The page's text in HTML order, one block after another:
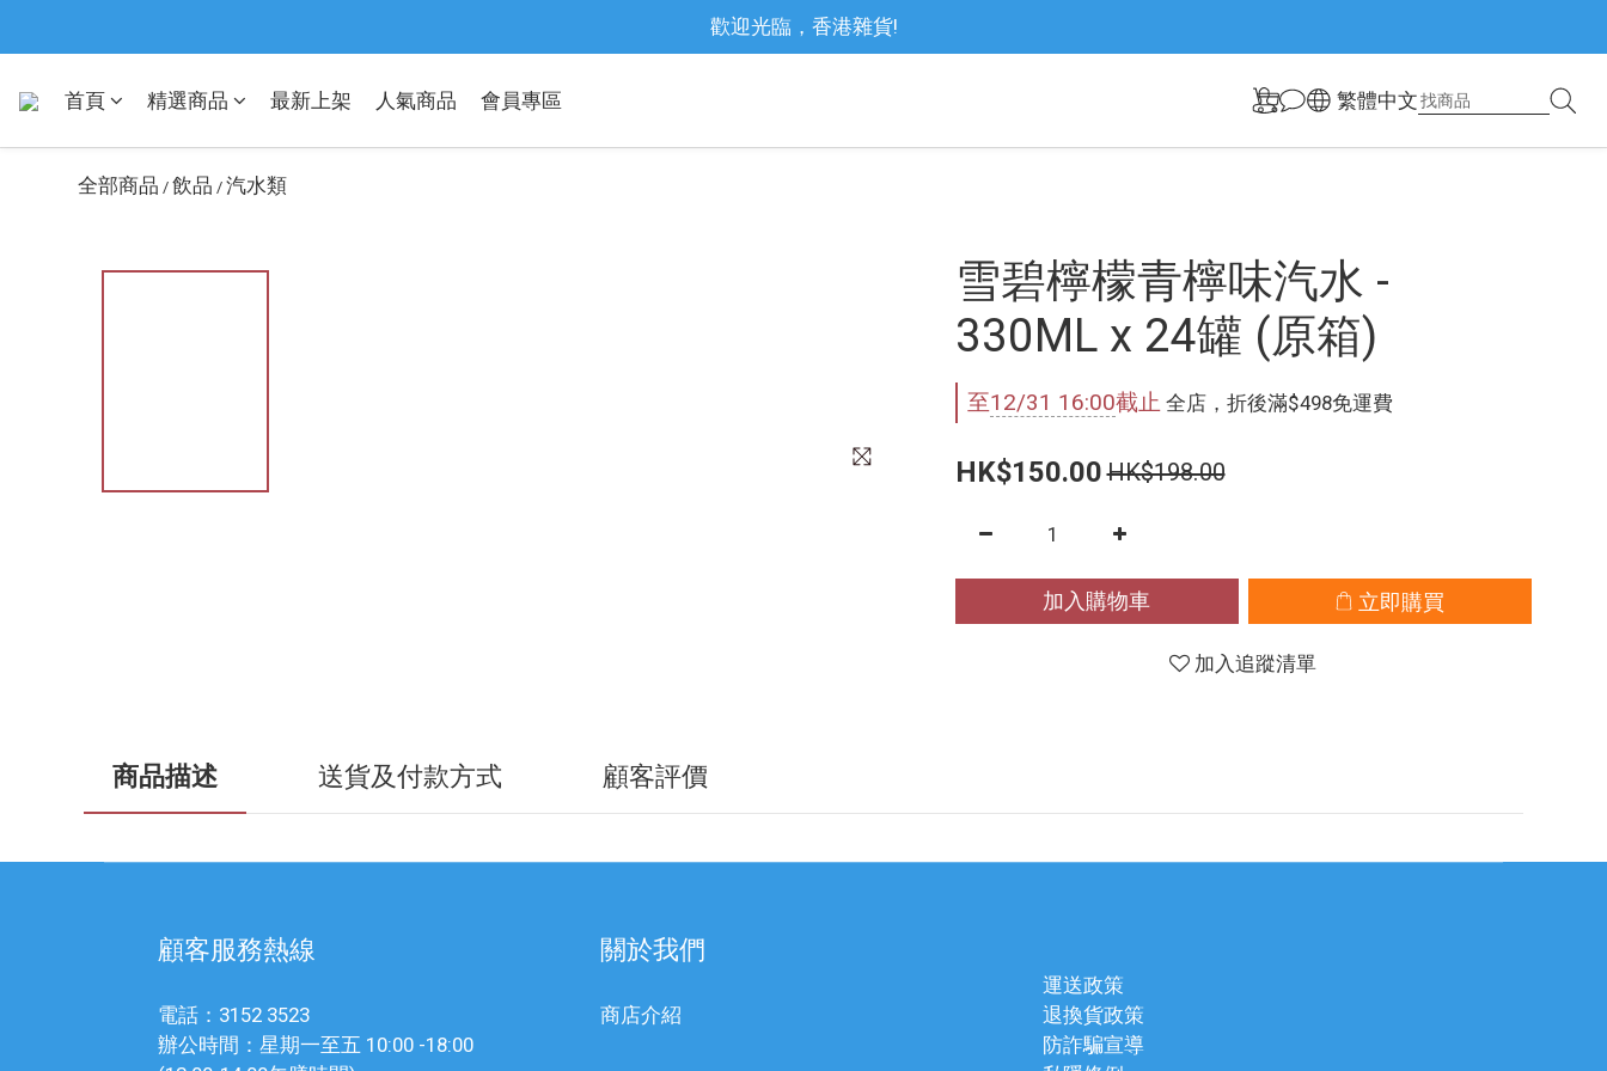
歡迎光臨，香港雜貨!
首頁 精選商品 最新上架 人氣商品 會員專區 繁體中文
全部商品 / 飲品 / 汽水類
雪碧檸檬青檸味汽水 -
330ML x 24罐 (原箱)
至12/31 16:00截止 全店，折後滿$498免運費
HK$150.00HK$198.00
加入購物車 立即購買
加入追蹤清單
商品描述 送貨及付款方式 顧客評價
顧客服務熱線
電話：3152 3523
辦公時間：星期一至五 10:00 -18:00
關於我們
商店介紹
運送政策
退換貨政策
防詐騙宣導